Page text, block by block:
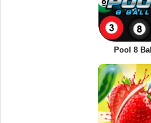
Pool 8 Ball